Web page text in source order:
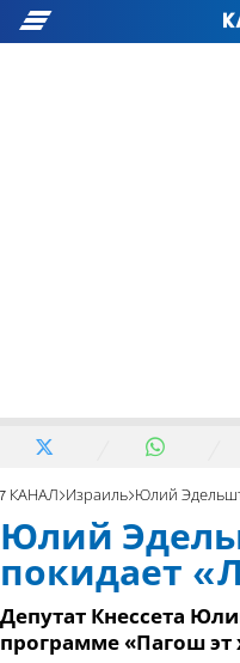
7 КАНАЛ Израиль Юлий
Юлий
покидает
Депутат Кнессета
программе «Пагош эт